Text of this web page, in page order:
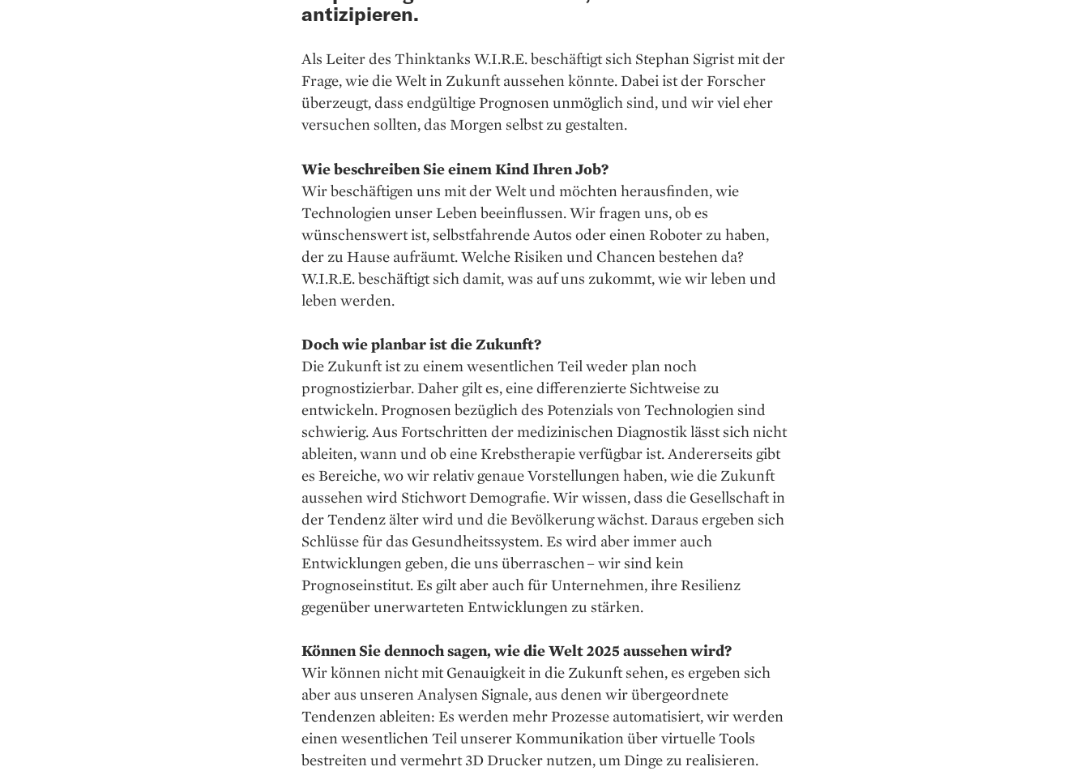
antizipieren.
Als Leiter des Thinktanks W.I.R.E. beschäftigt sich Stephan Sigrist mit der
Frage, wie die Welt in Zukunft aussehen könnte. Dabei ist der Forscher
überzeugt, dass endgültige Prognosen unmöglich sind, und wir viel eher
versuchen sollten, das Morgen selbst zu gestalten.
Wie beschreiben Sie einem Kind Ihren Job?
Wir beschäftigen uns mit der Welt und möchten herausfinden, wie
Technologien unser Leben beeinflussen. Wir fragen uns, ob es
wünschenswert ist, selbstfahrende Autos oder einen Roboter zu haben,
der zu Hause aufräumt. Welche Risiken und Chancen bestehen da?
W.I.R.E. beschäftigt sich damit, was auf uns zukommt, wie wir leben und
leben werden.
Doch wie planbar ist die Zukunft?
Die Zukunft ist zu einem wesentlichen Teil weder plan noch
prognostizierbar. Daher gilt es, eine differenzierte Sichtweise zu
entwickeln. Prognosen bezüglich des Potenzials von Technologien sind
schwierig. Aus Fortschritten der medizinischen Diagnostik lässt sich nicht
ableiten, wann und ob eine Krebstherapie verfügbar ist. Andererseits gibt
es Bereiche, wo wir relativ genaue Vorstellungen haben, wie die Zukunft
aussehen wird Stichwort Demografie. Wir wissen, dass die Gesellschaft in
der Tendenz älter wird und die Bevölkerung wächst. Daraus ergeben sich
Schlüsse für das Gesundheitssystem. Es wird aber immer auch
Entwicklungen geben, die uns überraschen – wir sind kein
Prognoseinstitut. Es gilt aber auch für Unternehmen, ihre Resilienz
gegenüber unerwarteten Entwicklungen zu stärken.
Können Sie dennoch sagen, wie die Welt 2025 aussehen wird?
Wir können nicht mit Genauigkeit in die Zukunft sehen, es ergeben sich
aber aus unseren Analysen Signale, aus denen wir übergeordnete
Tendenzen ableiten: Es werden mehr Prozesse automatisiert, wir werden
einen wesentlichen Teil unserer Kommunikation über virtuelle Tools
bestreiten und vermehrt 3D Drucker nutzen, um Dinge zu realisieren.